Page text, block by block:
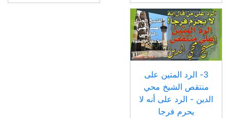
3- الرد المتين على
منتقص الشيخ محي
الدين - الرد على أنه لا
يحرم فرجا